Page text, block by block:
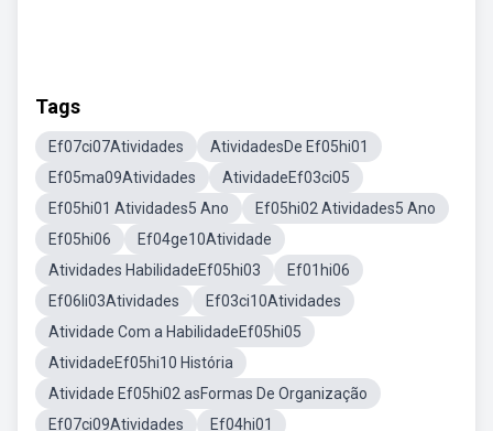
Tags
Ef07ci07Atividades
AtividadesDe Ef05hi01
Ef05ma09Atividades
AtividadeEf03ci05
Ef05hi01 Atividades5 Ano
Ef05hi02 Atividades5 Ano
Ef05hi06
Ef04ge10Atividade
Atividades HabilidadeEf05hi03
Ef01hi06
Ef06li03Atividades
Ef03ci10Atividades
Atividade Com a HabilidadeEf05hi05
AtividadeEf05hi10 História
Atividade Ef05hi02 asFormas De Organização
Ef07ci09Atividades
Ef04hi01